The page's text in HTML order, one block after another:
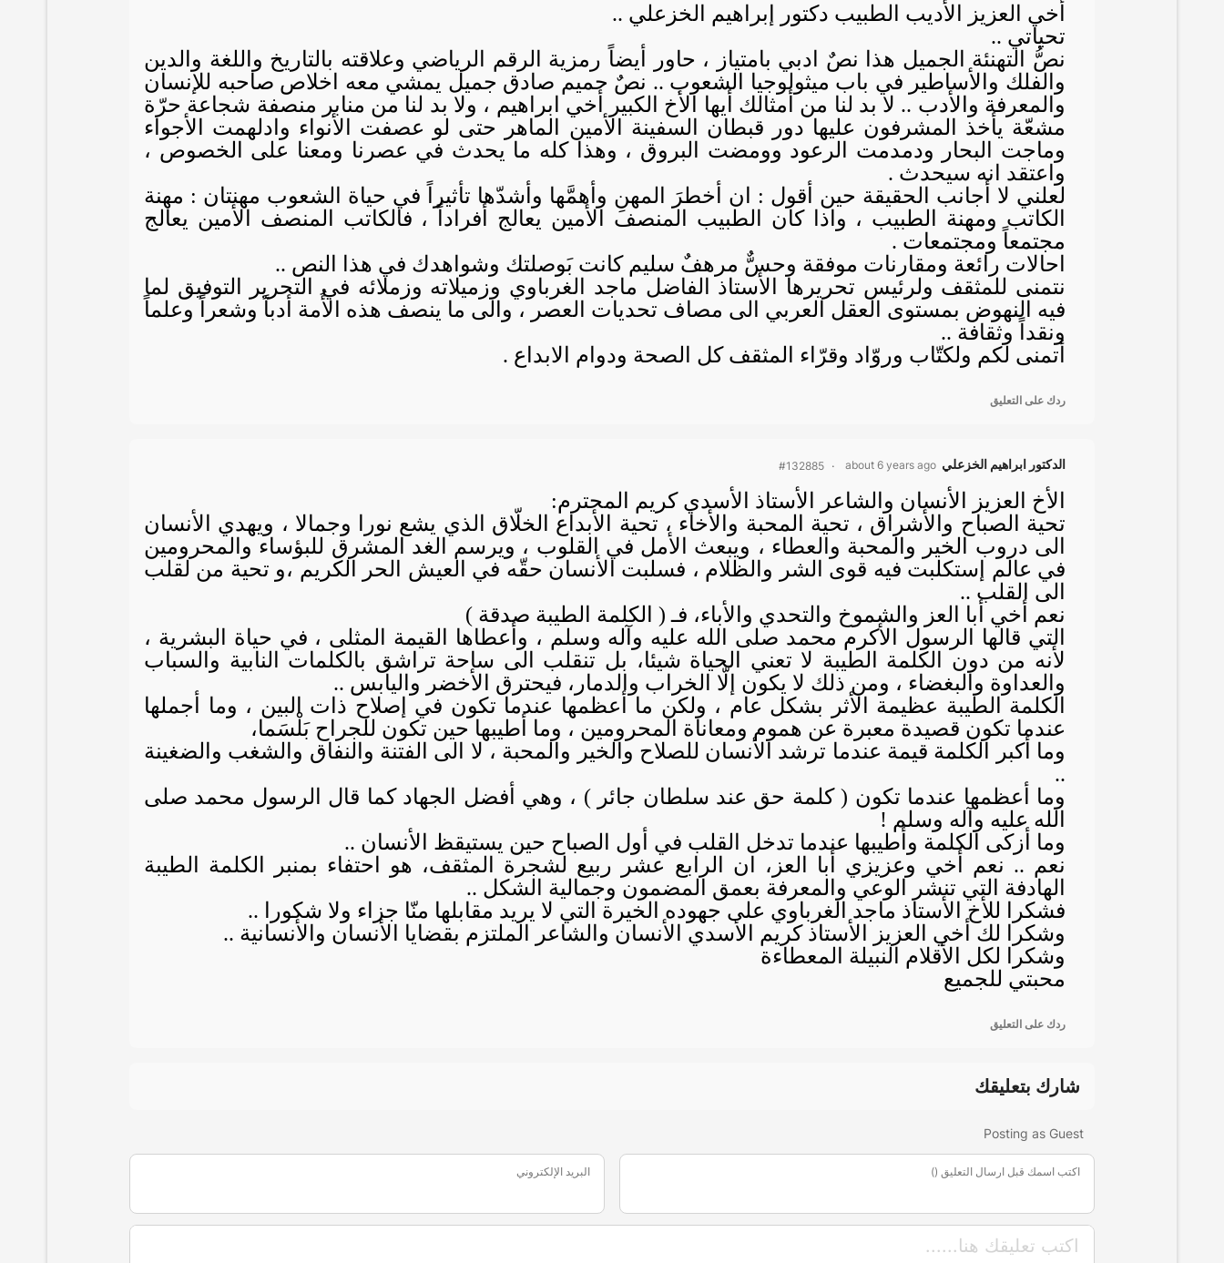
أخي العزيز الأديب الطبيب دكتور إبراهيم الخزعلي ..
تحياتي ..
نصُّ التهنئة الجميل هذا نصٌ ادبي بامتياز ، حاور أيضاً رمزية الرقم الرياضي وعلاقته بالتاريخ واللغة والدين
والفلك والأساطير في باب ميثولوجيا الشعوب .. نصٌ حميم صادق جميل يمشي معه اخلاص صاحبه للإنسان
والمعرفة والأدب .. لا بد لنا من أمثالك أيها الأخ الكبير أخي ابراهيم ، ولا بد لنا من منابر منصفة شجاعة حرّة
مشعّة يأخذ المشرفون عليها دور قبطان السفينة الأمين الماهر حتى لو عصفت الأنواء وادلهمت الأجواء
وماجت البحار ودمدمت الرعود وومضت البروق ، وهذا كله ما يحدث في عصرنا ومعنا على الخصوص ،
واعتقد انه سيحدث .
لعلني لا أجانب الحقيقة حين أقول : ان أخطرَ المهنِ وأهمَّها وأشدّها تأثيراً في حياة الشعوب مهنتان : مهنة
الكاتب ومهنة الطبيب ، واذا كان الطبيب المنصف الأمين يعالج أفراداً ، فالكاتب المنصف الأمين يعالج
مجتمعاً ومجتمعات .
احالات رائعة ومقارنات موفقة وحسٌّ مرهفٌ سليم كانت بَوصلتك وشواهدك في هذا النص ..
نتمنى للمثقف ولرئيس تحريرها الأستاذ الفاضل ماجد الغرباوي وزميلاته وزملائه في التحرير التوفيق لما
فيه النهوض بمستوى العقل العربي الى مصاف تحديات العصر ، والى ما ينصف هذه الأُمة أدباً وشعراً وعلماً
ونقداً وثقافة ..
أتمنى لكم ولكتّاب وروّاد وقرّاء المثقف كل الصحة ودوام الابداع .
ردك على التعليق
الدكتور ابراهيم الخزعلي about 6 years ago
#132885
الأخ العزيز الأنسان والشاعر الأستاذ الأسدي كريم المحترم:
تحية الصباح والأشراق ، تحية المحبة والأخاء ، تحية الأبداع الخلّاق الذي يشع نورا وجمالا ، ويهدي الأنسان
الى دروب الخير والمحبة والعطاء ، ويبعث الأمل في القلوب ، ويرسم الغد المشرق للبؤساء والمحرومين
في عالم إستكلبت فيه قوى الشر والظلام ، فسلبت الأنسان حقّه في العيش الحر الكريم ،و تحية من لقلب
الى القلب ..
نعم أخي أبا العز والشموخ والتحدي والأباء، فـ ( الكلمة الطيبة صدقة )
التي قالها الرسول الأكرم محمد صلى الله عليه وآله وسلم ، وأعطاها القيمة المثلى ، في حياة البشرية ،
لأنه من دون الكلمة الطيبة لا تعني الحياة شيئا، بل تنقلب الى ساحة تراشق بالكلمات النابية والسباب
والعداوة والبغضاء ، ومن ذلك لا يكون إلّا الخراب والدمار، فيحترق الأخضر واليابس ..
الكلمة الطيبة عظيمة الأثر بشكل عام ، ولكن ما أعظمها عندما تكون في إصلاح ذات البين ، وما أجملها
عندما تكون قصيدة معبرة عن هموم ومعاناة المحرومين ، وما أطيبها حين تكون للجراح بَلْسَما،
وما أكبر الكلمة قيمة عندما ترشد الأنسان للصلاح والخير والمحبة ، لا الى الفتنة والنفاق والشغب والضغينة
..
وما أعظمها عندما تكون ( كلمة حق عند سلطان جائر ) ، وهي أفضل الجهاد كما قال الرسول محمد صلى
الله عليه وآله وسلم !
وما أزكى الكلمة وأطيبها عندما تدخل القلب في أول الصباح حين يستيقظ الأنسان ..
نعم .. نعم أخي وعزيزي أبا العز، ان الرابع عشر ربيع لشجرة المثقف، هو احتفاء بمنبر الكلمة الطيبة
الهادفة التي تنشر الوعي والمعرفة بعمق المضمون وجمالية الشكل ..
فشكرا للأخ الأستاذ ماجد الغرباوي على جهوده الخيرة التي لا يريد مقابلها منّا جزاء ولا شكورا ..
وشكرا لك أخي العزيز الأستاذ كريم الأسدي الأنسان والشاعر الملتزم بقضايا الأنسان والأنسانية ..
وشكرا لكل الأقلام النبيلة المعطاءة
محبتي للجميع
ردك على التعليق
شارك بتعليقك
Posting as Guest
اكتب اسمك قبل ارسال التعليق () البريد الإلكتروني